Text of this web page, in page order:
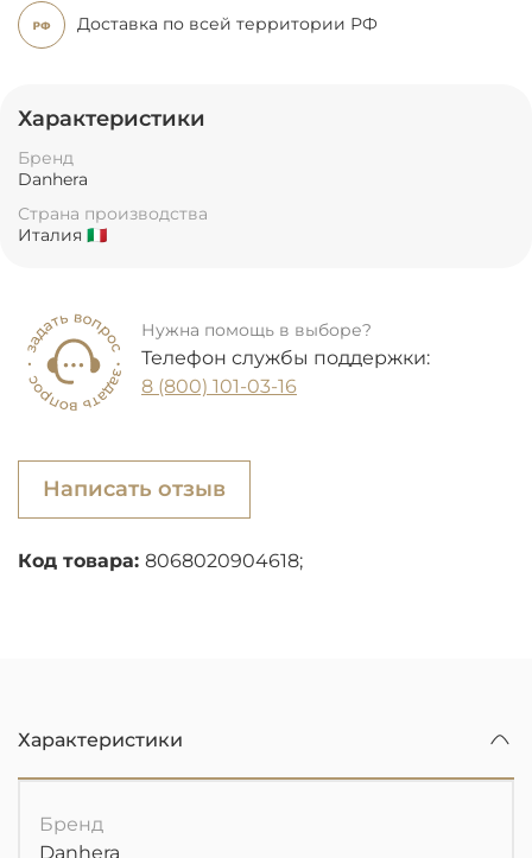
Доставка по всей территории РФ
Характеристики
Бренд
Danhera
Страна производства
Италия 🇮🇹
Нужна помощь в выборе?
Телефон службы поддержки:
8 (800) 101-03-16
Написать отзыв
Код товара: 8068020904618;
Характеристики
Бренд
Danhera